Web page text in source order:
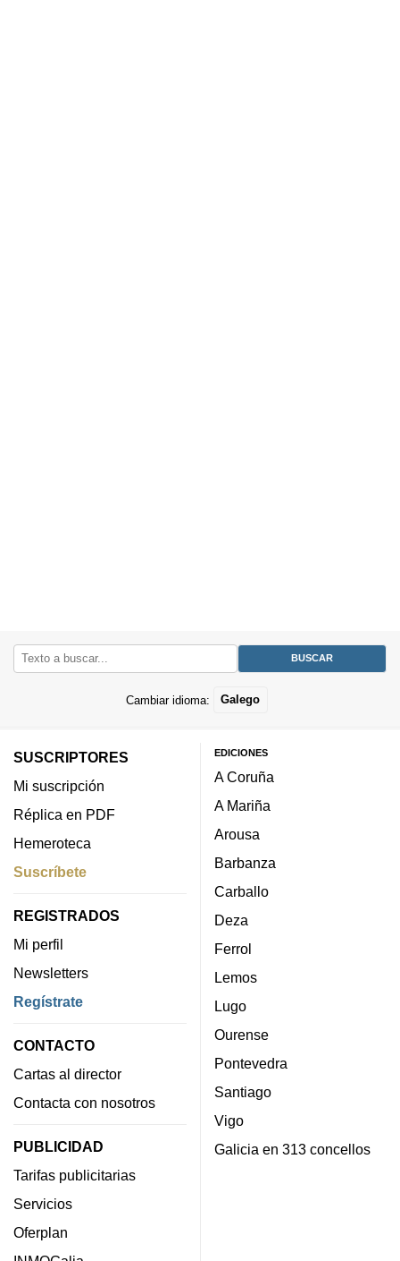
Cambiar idioma: Galego
SUSCRIPTORES
Mi suscripción
Réplica en PDF
Hemeroteca
Suscríbete
REGISTRADOS
Mi perfil
Newsletters
Regístrate
CONTACTO
Cartas al director
Contacta con nosotros
PUBLICIDAD
Tarifas publicitarias
Servicios
Oferplan
EDICIONES
A Coruña
A Mariña
Arousa
Barbanza
Carballo
Deza
Ferrol
Lemos
Lugo
Ourense
Pontevedra
Santiago
Vigo
Galicia en 313 concellos